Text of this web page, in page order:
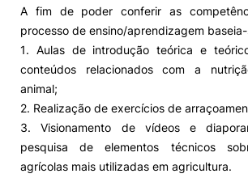
Ação Social
Alumni
Projetos PRR
Magazine
A fim de poder conferir as
processo de ensino/aprendizagem
1. Aulas de introdução teórica e
conteúdos relacionados com a
animal;
2. Realização de exercícios de
3. Visionamento de vídeos e
pesquisa de elementos técnicos
agrícolas mais utilizadas em agricultura.